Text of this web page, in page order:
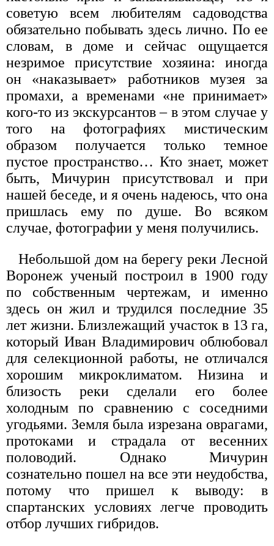
советую всем любителям садоводства
обязательно побывать здесь лично. По ее
словам, в доме и сейчас ощущается
незримое присутствие хозяина: иногда
он «наказывает» работников музея за
промахи, а временами «не принимает»
кого-то из экскурсантов – в этом случае у
того на фотографиях мистическим
образом получается только темное
пустое пространство… Кто знает, может
быть, Мичурин присутствовал и при
нашей беседе, и я очень надеюсь, что она
пришлась ему по душе. Во всяком
случае, фотографии у меня получились.
Небольшой дом на берегу реки Лесной
Воронеж ученый построил в 1900 году
по собственным чертежам, и именно
здесь он жил и трудился последние 35
лет жизни. Близлежащий участок в 13 га,
который Иван Владимирович облюбовал
для селекционной работы, не отличался
хорошим микроклиматом. Низина и
близость реки сделали его более
холодным по сравнению с соседними
угодьями. Земля была изрезана оврагами,
протоками и страдала от весенних
половодий. Однако Мичурин
сознательно пошел на все эти неудобства,
потому что пришел к выводу: в
спартанских условиях легче проводить
отбор лучших гибридов.